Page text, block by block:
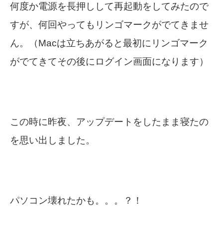
何度か電源を長押しして再起動をしてみたので
すが、何回やってもリンゴマークがでてきませ
ん。（Macは立ちあがると最初にリンゴマーク
がでてきてその後にログイン画面になります）
この時に昨夜、アップデートをしたまま寝たの
を思い出しました。
パソコン壊れたかも。。。？！